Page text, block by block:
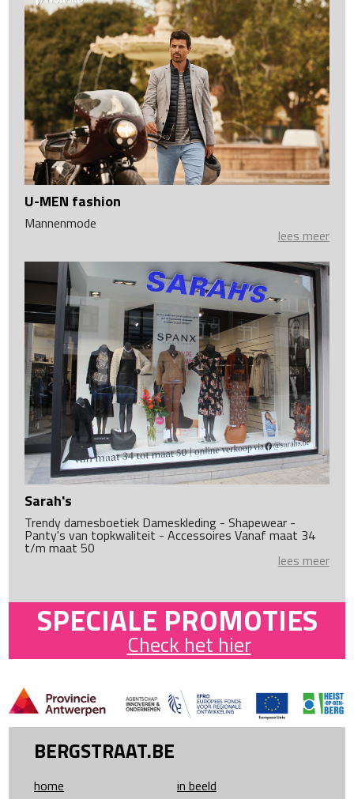
U-MEN fashion
Mannenmode
lees meer
Sarah's
Trendy damesboetiek Dameskleding - Shapewear -
Panty's van topkwaliteit - Accessoires Vanaf maat 34
t/m maat 50
lees meer
SPECIALE PROMOTIES
Check het hier
BERGSTRAAT.BE
home
in beeld